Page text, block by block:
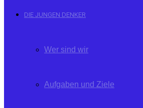
DIE JUNGEN DENKER
Wer sind wir
Aufgaben und Ziele